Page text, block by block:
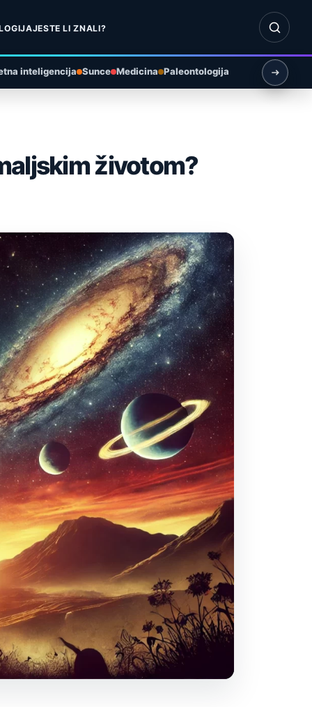
JESTE LI ZNALI?
Otvori
inteligencija Sunce Medicina Paleontologija
životom?